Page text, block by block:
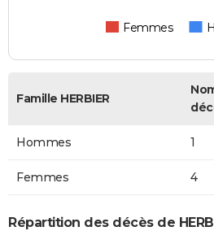
Femmes
Famille HERBIER
Hommes 1
Femmes 4
Répartition des décès de